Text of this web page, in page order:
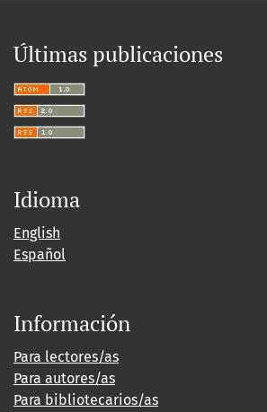
Últimas publicaciones
Idioma
English
Español
Información
Para lectores/as
Para autores/as
Para bibliotecarios/as